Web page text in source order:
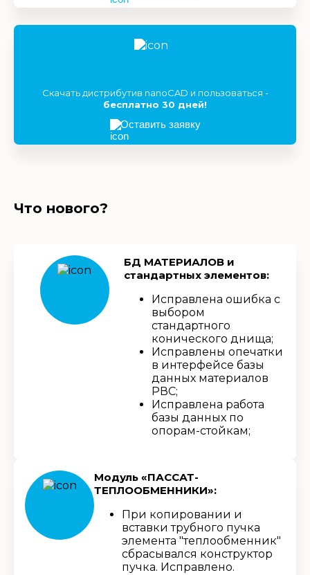
Скачать дистрибутив nanoCAD и пользоваться -
бесплатно 30 дней!
Оставить заявку
Что нового?
БД МАТЕРИАЛОВ и
стандартных элементов:
Исправлена ошибка с
выбором
стандартного
конического днища;
Исправлены опечатки
в интерфейсе базы
данных материалов
РВС;
Исправлена работа
базы данных по
опорам-стойкам;
Модуль «ПАССАТ-
ТЕПЛООБМЕННИКИ»:
При копировании и
вставки трубного пучка
элемента "теплообменник"
сбрасывался конструктор
пучка. Исправлено.